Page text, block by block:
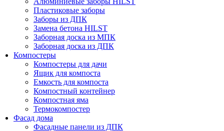
Пластиковые заборы
Заборы из ДПК
Замена бетона HILST
Заборная доска из МПК
Заборная доска из ДПК
Компостеры
Компостеры для дачи
Ящик для компоста
Емкость для компоста
Компостный контейнер
Компостная яма
Термокомпостер
Фасад дома
Фасадные панели из ДПК